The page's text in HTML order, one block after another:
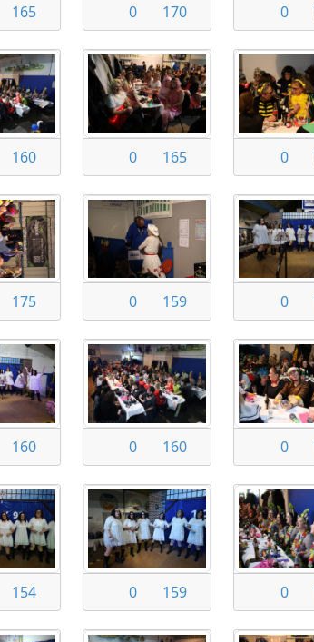
165 0 170 0
160 0 165 0
175 0 159 0
160 0 160 0
154 0 159 0